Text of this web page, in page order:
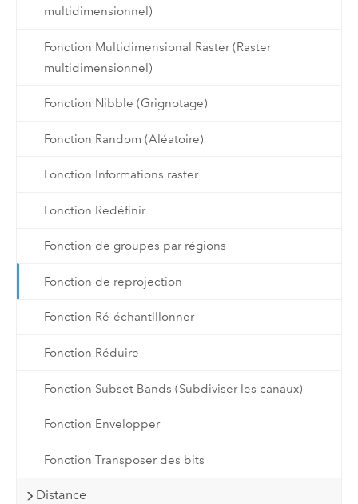
multidimensionnel)
Fonction Multidimensional Raster (Raster
multidimensionnel)
Fonction Nibble (Grignotage)
Fonction Random (Aléatoire)
Fonction Informations raster
Fonction Redéfinir
Fonction de groupes par régions
Fonction de reprojection
Fonction Ré-échantillonner
Fonction Réduire
Fonction Subset Bands (Subdiviser les canaux)
Fonction Envelopper
Fonction Transposer des bits
Distance